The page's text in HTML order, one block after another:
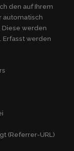
den auf Ihrem
automatisch
Diese werden
Erfasst werden
(Referrer-URL)